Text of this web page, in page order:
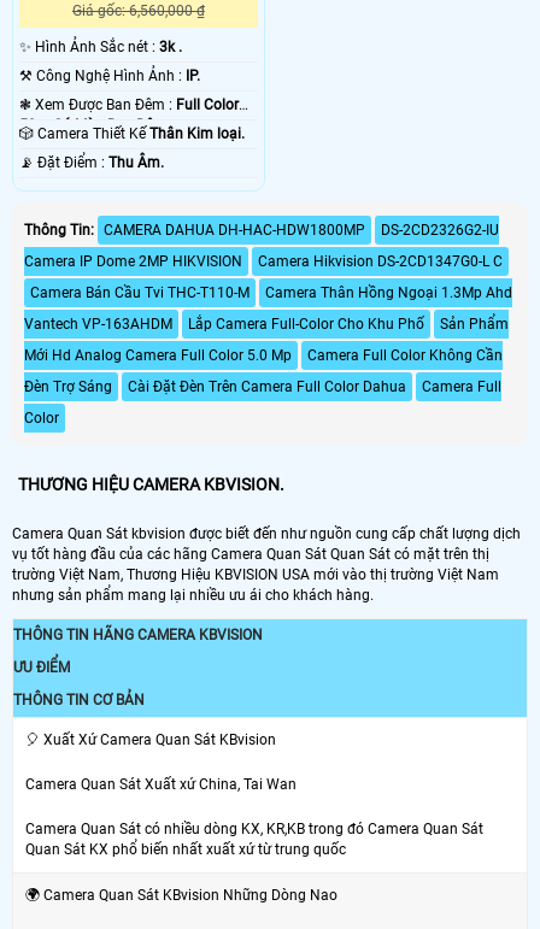
Giá gốc: 6,560,000 ₫
✨ Hình Ảnh Sắc nét : 3k .
⚒ Công Nghệ Hình Ảnh : IP.
❃ Xem Được Ban Đêm : Full Color
50m Có Màu Ban Ðêm.
🎲 Camera Thiết KếThân Kim loại.
️📡 Đặt Điểm : Thu Âm.
Thông Tin: CAMERA DAHUA DH-HAC-HDW1800MP
DS-2CD2326G2-IU
Camera IP Dome 2MP HIKVISION
Camera Hikvision DS-2CD1347G0-L C
Camera Bán Cầu Tvi THC-T110-M
Camera Thân Hồng Ngoại 1.3Mp Ahd
Vantech VP-163AHDM
Lắp Camera Full-Color Cho Khu Phố
Sản Phẩm
Mới Hd Analog Camera Full Color 5.0 Mp
Camera Full Color Không Cần
Đèn Trợ Sáng
Cài Đặt Đèn Trên Camera Full Color Dahua
Camera Full
Color
THƯƠNG HIỆU CAMERA KBVISION.
Camera Quan Sát kbvision được biết đến như nguồn cung cấp chất lượng dịch
vụ tốt hàng đầu của các hãng Camera Quan Sát Quan Sát có mặt trên thị
trường Việt Nam, Thương Hiệu KBVISION USA mới vào thị trường Việt Nam
nhưng sản phẩm mang lại nhiều ưu ái cho khách hàng.
THÔNG TIN HÃNG CAMERA KBVISION
ƯU ĐIỂM
THÔNG TIN CƠ BẢN
️🎈 Xuất Xứ Camera Quan Sát KBvision
Camera Quan Sát Xuất xứ China, Tai Wan
Camera Quan Sát có nhiều dòng KX, KR,KB trong đó Camera Quan Sát
Quan Sát KX phổ biến nhất xuất xứ từ trung quốc
🌍 Camera Quan Sát KBvision Những Dòng Nao